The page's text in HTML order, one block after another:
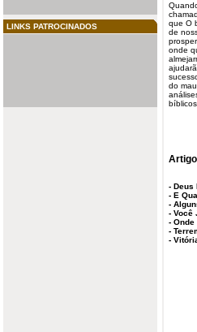
LINKS PATROCINADOS
que O
de
onde
do
-
- E
-
- Você
- Onde
-
-